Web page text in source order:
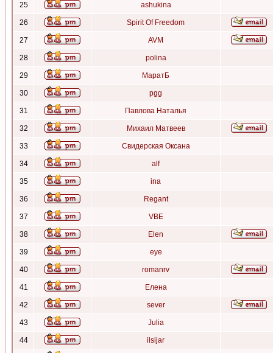
25 ashukina
26 Spirit Of Freedom
27 AVM
28 polina
29 МаратБ
30 pgg
31 Павлова Наталья
32 Михаил Матвеев
33 Свидерская Оксана
34 alf
35 ina
36 Regant
37 VBE
38 Elen
39 eye
40 romanrv
41 Елена
42 sever
43 Julia
44 ilsijar